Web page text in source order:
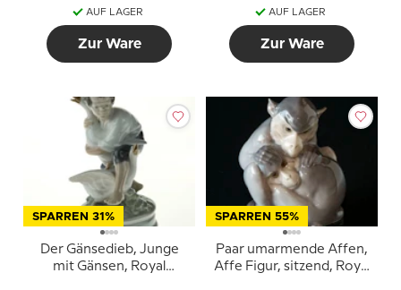
AUF LAGER
Zur Ware
AUF LAGER
Zur Ware
SPARREN 31%
Der Gänsedieb, Junge
mit Gänsen, Royal
SPARREN 55%
Paar umarmende Affen,
Affe Figur, sitzend, Royal